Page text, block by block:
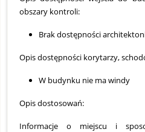
obszary kontroli:
Brak dostępności
Opis dostępności korytarzy,
W budynku nie ma windy
Opis dostosowań:
Informacje o miejscu i